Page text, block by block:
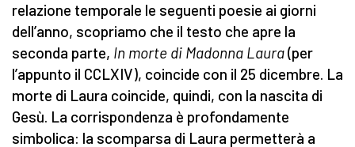
relazione temporale le seguenti poesie ai giorni
dell’anno, scopriamo che il testo che apre la
seconda parte, In morte di Madonna Laura(per
l’appunto il CCLXIV), coincide con il 25 dicembre. La
morte di Laura coincide, quindi, con la nascita di
Gesù. La corrispondenza è profondamente
simbolica: la scomparsa di Laura permetterà a